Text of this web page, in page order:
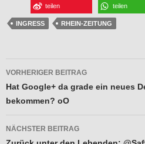
teilen teilen
INGRESS RHEIN-ZEITUNG
Beitragsnavigation
VORHERIGER BEITRAG
Hat Google+ da grade ein neues
bekommen? oO
NÄCHSTER BEITRAG